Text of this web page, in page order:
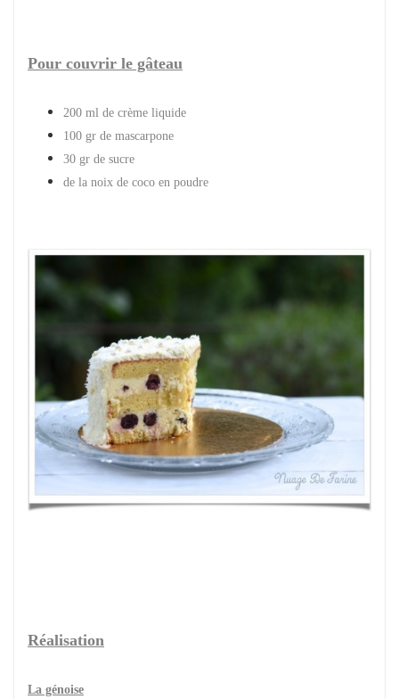
Pour couvrir le gâteau
200 ml de crème liquide
100 gr de mascarpone
30 gr de sucre
de la noix de coco en poudre
Réalisation
La génoise